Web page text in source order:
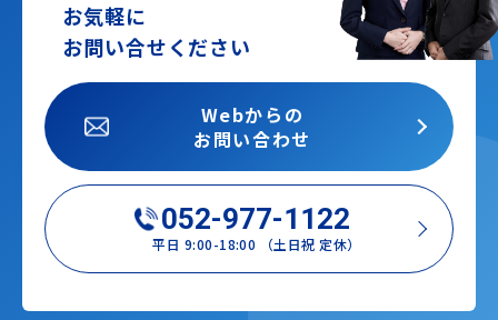
お気軽に
お問い合せください
052-977-1122
平日 9:00-18:00 （土日祝 定休）
Webからの
お問い合わせ